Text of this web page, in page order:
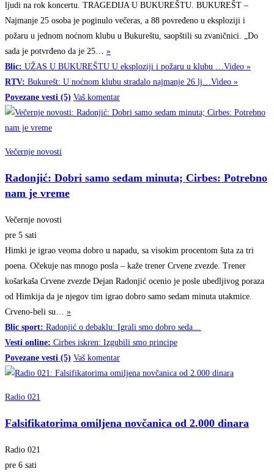
ljudi na rok koncertu. TRAGEDIJA U BUKUREŠTU. BUKUREŠT –
Najmanje 25 osoba je poginulo večeras, a 88 povređeno u eksploziji i
požaru u jednom noćnom klubu u Bukureštu, saopštili su zvaničnici. „Do
sada je potvrđeno da je 25… »
Blic: UŽAS U BUKUREŠTU U eksploziji i požaru u klubu …Video »
RTV: Bukurešt: U noćnom klubu stradalo najmanje 26 lj…Video »
Povezane vesti (5) Vaš komentar
Večernje novosti
Radonjić: Dobri samo sedam minuta; Cirbes: Potrebno
nam je vreme
Večernje novosti
pre 5 sati
Himki je igrao veoma dobro u napadu, sa visokim procentom šuta za tri
poena. Očekuje nas mnogo posla – kaže trener Crvene zvezde. Trener
košarkaša Crvene zvezde Dejan Radonjić ocenio je posle ubedljivog poraza
od Himkija da je njegov tim igrao dobro samo sedam minuta utakmice.
Crveno-beli su… »
Blic sport: Radonjić o debaklu: Igrali smo dobro seda…
Vesti online: Cirbes iskren: Izgubili smo principe
Povezane vesti (5) Vaš komentar
Radio 021
Falsifikatorima omiljena novčanica od 2.000 dinara
Radio 021
pre 6 sati